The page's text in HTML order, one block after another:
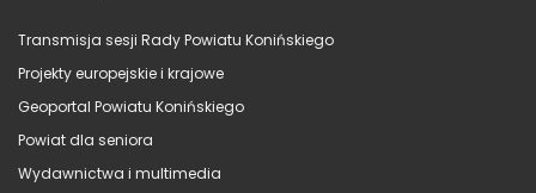
Transmisja sesji Rady Powiatu Konińskiego
Projekty europejskie i krajowe
Geoportal Powiatu Konińskiego
Powiat dla seniora
Wydawnictwa i multimedia